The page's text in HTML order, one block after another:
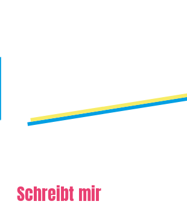
Schreibt mir